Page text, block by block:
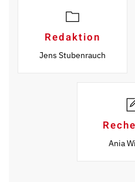
Redaktion
Jens Stubenrauch
Ania